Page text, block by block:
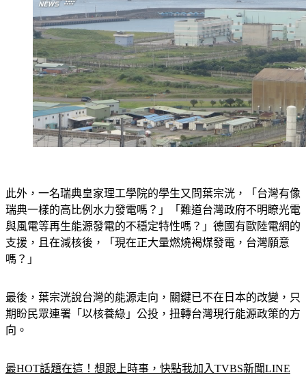
此外，一名瑞典皇家理工學院的學生又問葉宗洸，「台灣有像
瑞典一樣的高比例水力發電嗎？」「難道台灣政府不明瞭光電
與風電等再生能源發電的不穩定特性嗎？」德國有歐陸電網的
支援，且在減核後，「現在正大量燃燒褐煤發電，台灣願意
嗎？」
最後，葉宗洸說台灣的能源走向，關鍵已不在日本的改變，只
期盼民眾連署「以核養綠」公投，扭轉台灣現行能源政策的方
向。
最HOT話題在這！想跟上時事，快點我加入TVBS新聞LINE